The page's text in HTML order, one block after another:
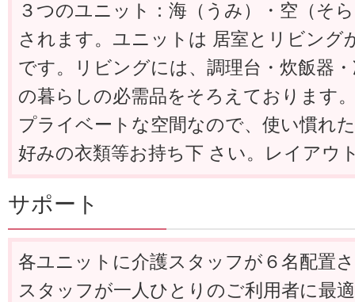
３つのユニット：海（うみ）・空（そ
されます。ユニットは 居室とリビング
です。リビングには、調理台・炊飯器
の暮らしの必需品をそろえております
プライベートな空間なので、使い慣れ
好みの衣類等お持ち下 さい。レイアウ
サポート
各ユニットに介護スタッフが６名配置
スタッフが一人ひとりのご利用者に最